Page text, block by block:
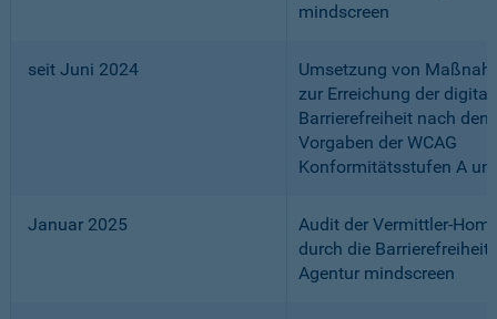
mindscreen
seit Juni 2024
Umsetzung von
zur Erreichung der
Barrierefreiheit nach den
Vorgaben der WCAG
Konformitätsstufen A
Januar 2025
Audit der Vermittler-
durch die
Agentur mindscreen